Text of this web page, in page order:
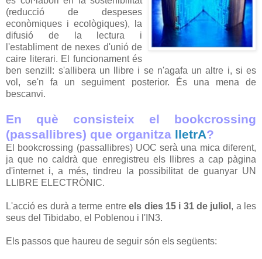
(reducció de despeses
econòmiques i ecològiques), la
difusió de la lectura i
l'establiment de nexes d'unió de
caire literari. El funcionamentés
ben senzill: s'allibera un llibre i se n'agafa un altre i, si es
vol, se'n fa un seguiment posterior. És una mena de
bescanvi.
En què consisteix el bookcrossing
(passallibres) que organitza lletrA?
El bookcrossing (passallibres) UOC serà una mica diferent,
ja que no caldrà que enregistreu els llibres a cap pàgina
d'interneti, a més, tindreu la possibilitatde guanyar UN
LLIBRE ELECTRÒNIC.
L'acció es durà a terme entreels dies 15 i 31 de juliol , a les
seus del Tibidabo, el Poblenou i l'IN3.
Els passos que haureu de seguir són els següents: